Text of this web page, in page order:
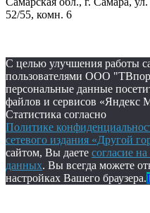
52/55, комн. 6
С целью улучшения работы
пользователями ООО
персональные данные
файлов и сервисов «Яндекс
Статистика согласно
Политике
сетевого издания «Другой
сайтом, Вы даете согласие
данных. Вы всегда можете
настройках Вашего браузера.